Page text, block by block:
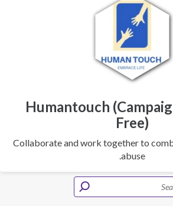
Humantouch
Free)
Collaborate and work together to
abuse.